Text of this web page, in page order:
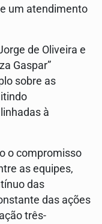
um atendimento
de Oliveira e
Gaspar”
sobre as
à
o compromisso
as equipes,
das
das ações
três-